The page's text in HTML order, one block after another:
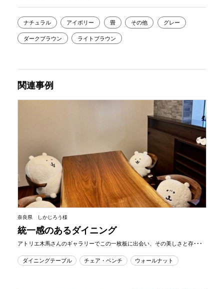
ナチュラル アイボリー 畳 その他 グレー
ダークブラウン ライトブラウン
関連事例
奈良県 しかじろう様
統一感のあるダイニング
アトリエ木馬さんのギャラリーでこの一枚板に出会い、その美しさと存･･･
ダイニングテーブル チェア・ベンチ ウォールナット